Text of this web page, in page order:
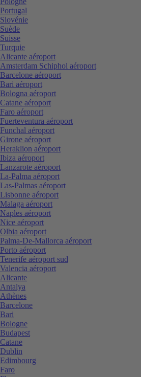
Portugal
Slovénie
Suède
Suisse
Turquie
Alicante aéroport
Amsterdam Schiphol aéroport
Barcelone aéroport
Bari aéroport
Bologna aéroport
Catane aéroport
Faro aéroport
Fuerteventura aéroport
Funchal aéroport
Girone aéroport
Heraklion aéroport
Ibiza aéroport
Lanzarote aéroport
La-Palma aéroport
Las-Palmas aéroport
Lisbonne aéroport
Malaga aéroport
Naples aéroport
Nice aéroport
Olbia aéroport
Palma-De-Mallorca aéroport
Porto aéroport
Tenerife aéroport sud
Valencia aéroport
Alicante
Antalya
Athènes
Barcelone
Bari
Bologne
Budapest
Catane
Dublin
Edimbourg
Faro